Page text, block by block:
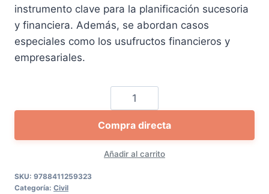
184,22 €. 175,00 €.
instrumento clave para la planificación sucesoria
y financiera. Además, se abordan casos
especiales como los usufructos financieros y
empresariales.
Usufructo,
uso
y
habitación
cantidad
Añadir al carrito
Compra directa
SKU: 9788411259323
Categoría: Civil